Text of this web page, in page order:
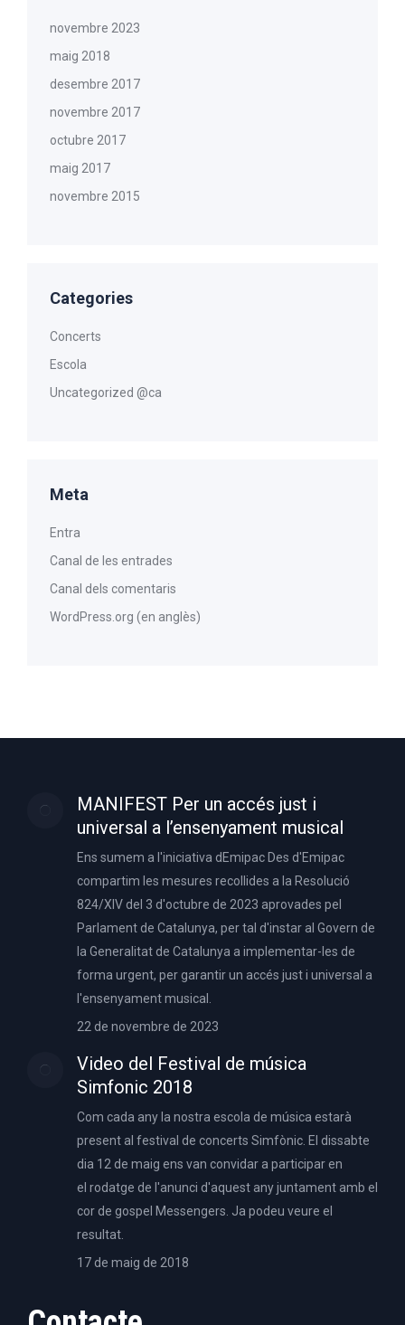
novembre 2023
maig 2018
desembre 2017
novembre 2017
octubre 2017
maig 2017
novembre 2015
Categories
Concerts
Escola
Uncategorized @ca
Meta
Entra
Canal de les entrades
Canal dels comentaris
WordPress.org (en anglès)
MANIFEST Per un accés just i
universal a l’ensenyament musical
Ens sumem a l'iniciativa dEmipac Des d'Emipac
compartim les mesures recollides a la Resolució
824/XIV del 3 d'octubre de 2023 aprovades pel
Parlament de Catalunya, per tal d'instar al Govern de
la Generalitat de Catalunya a implementar-les de
forma urgent, per garantir un accés just i universal a
l'ensenyament musical.
22 de novembre de 2023
Video del Festival de música
Simfonic 2018
Com cada any la nostra escola de música estarà
present al festival de concerts Simfònic. El dissabte
dia 12 de maig ens van convidar a participar en
el rodatge de l'anunci d'aquest any juntament amb el
cor de gospel Messengers. Ja podeu veure el
resultat.
17 de maig de 2018